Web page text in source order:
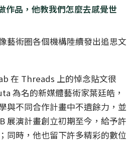
作品，他教我們怎麼去感覺世
藝術圈各個機構陸續發出追思文
在 Threads 上的悼念貼文很
為名的新媒體藝術家葉廷皓，
與不同合作計畫中不遺餘力，並
展演計畫創立初期至今，給予許
同時，他也留下許多精彩的數位